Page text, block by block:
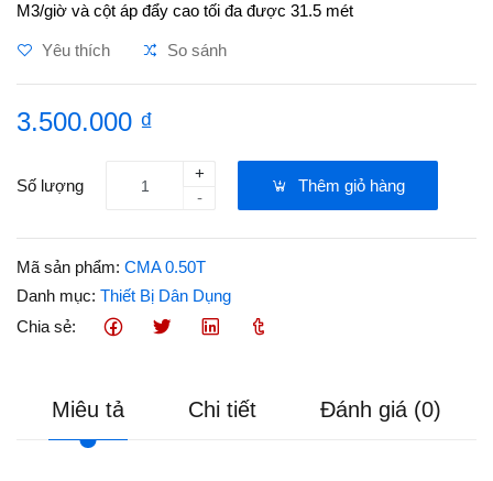
M3/giờ và cột áp đẩy cao tối đa được 31.5 mét
Yêu thích So sánh
3.500.000 ₫
Số lượng
+
-
Thêm giỏ hàng
Mã sản phẩm: CMA 0.50T
Danh mục: Thiết Bị Dân Dụng
Chia sẻ:
Miêu tả Chi tiết Đánh giá (0)